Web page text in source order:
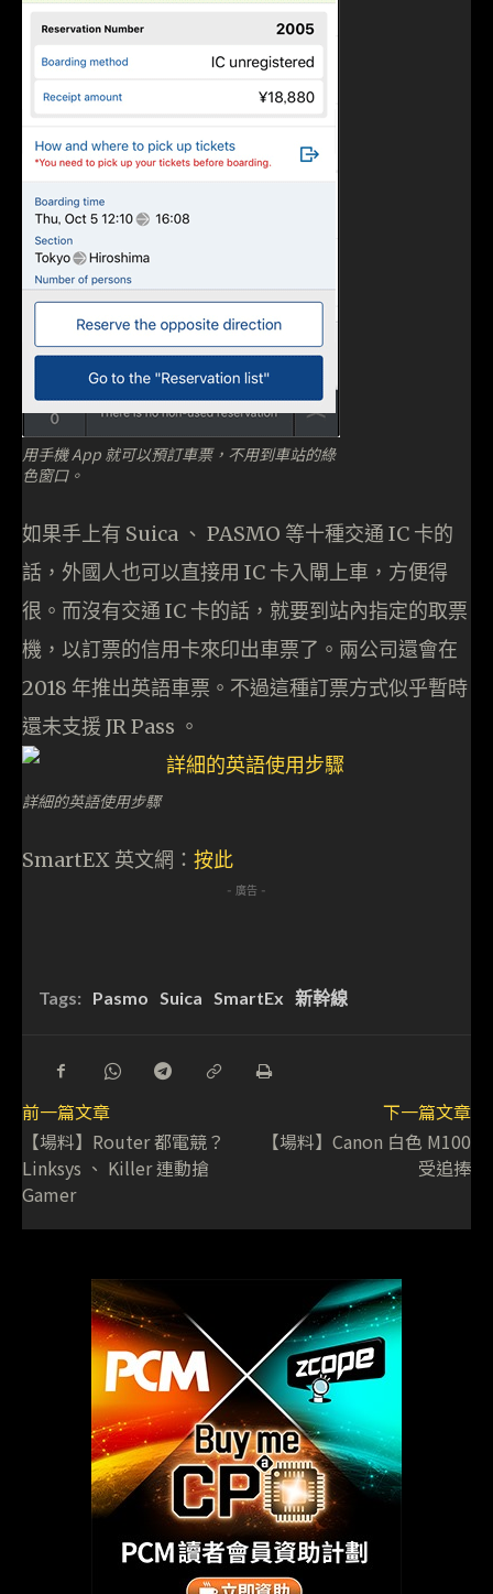
用手機 App 就可以預訂車票，不用到車站的綠
色窗口。
如果手上有 Suica 、 PASMO 等十種交通 IC 卡的
話，外國人也可以直接用 IC 卡入閘上車，方便得
很。而沒有交通 IC 卡的話，就要到站內指定的取票
機，以訂票的信用卡來印出車票了。兩公司還會在
2018 年推出英語車票。不過這種訂票方式似乎暫時
還未支援 JR Pass 。
詳細的英語使用步驟
SmartEX 英文網： 按此
- 廣告 -
Tags: Pasmo Suica SmartEx 新幹線
前一篇文章
【場料】Router 都電競？
Linksys 、 Killer 連動搶
Gamer
下一篇文章
【場料】Canon 白色 M100
受追捧